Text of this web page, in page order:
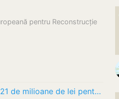
pentru Reconstrucție
Guvernul majorează capitalul social al CFM cu peste 421 de milioane de lei pentru…